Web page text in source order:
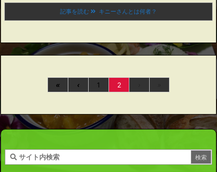
記事を読む キニーさんとは何者？
« ‹ 1 2